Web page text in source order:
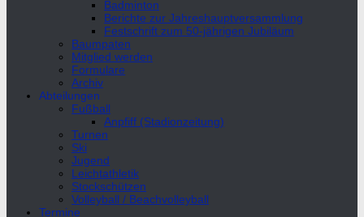
Badminton
Berichte zur Jahreshauptversammlung
Festschrift zum 50-jährigen Jubiläum
Baumpaten
Mitglied werden
Formulare
Archiv
Abteilungen
Fußball
Anpfiff (Stadionzeitung)
Turnen
Ski
Jugend
Leichtathletik
Stockschützen
Volleyball / Beachvolleyball
Termine